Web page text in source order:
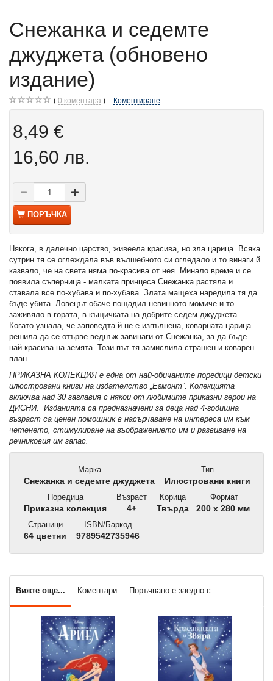
Снежанка и седемте
джуджета (обновено
издание)
0 коментара Коментиране
8,49 €
16,60 лв.
ПОРЪЧКА
Някога, в далечно царство, живеела красива, но зла царица. Всяка
сутрин тя се оглеждала във вълшебното си огледало и то винаги й
казвало, че на света няма по-красива от нея. Минало време и се
появила съперница - малката принцеса Снежанка растяла и
ставала все по-хубава и по-хубава. Злата мащеха наредила тя да
бъде убита. Ловецът обаче пощадил невинното момиче и то
заживяло в гората, в къщичката на добрите седем джуджета.
Когато узнала, че заповедта й не е изпълнена, коварната царица
решила да се отърве веднъж завинаги от Снежанка, за да бъде
най-красива на земята. Този път тя замислила страшен и коварен
план...
ПРИКАЗНА КОЛЕКЦИЯ е една от най-обичаните поредици детски
илюстровани книги на издателство „Егмонт“. Колекцията
включва над 30 заглавия с някои от любимите приказни герои на
ДИСНИ. Изданията са предназначени за деца над 4-годишна
възраст са ценен помощник в насърчаване на интереса им към
четенето, стимулиране на въображението им и развиване на
речниковия им запас.
Марка
Снежанка и седемте джуджета
Тип
Илюстровани книги
Поредица
Приказна колекция
Възраст
4+
Корица
Твърда
Формат
200 x 280 мм
Страници
64 цветни
ISBN/Баркод
9789542735946
Вижте още... Коментари Поръчвано е заедно с